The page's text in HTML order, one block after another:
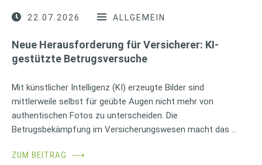
22.07.2026 ALLGEMEIN
Neue Herausforderung für Versicherer: KI-
gestützte Betrugsversuche
Mit künstlicher Intelligenz (KI) erzeugte Bilder sind
mittlerweile selbst für geübte Augen nicht mehr von
authentischen Fotos zu unterscheiden. Die
Betrugsbekämpfung im Versicherungswesen macht das …
ZUM BEITRAG ⟶